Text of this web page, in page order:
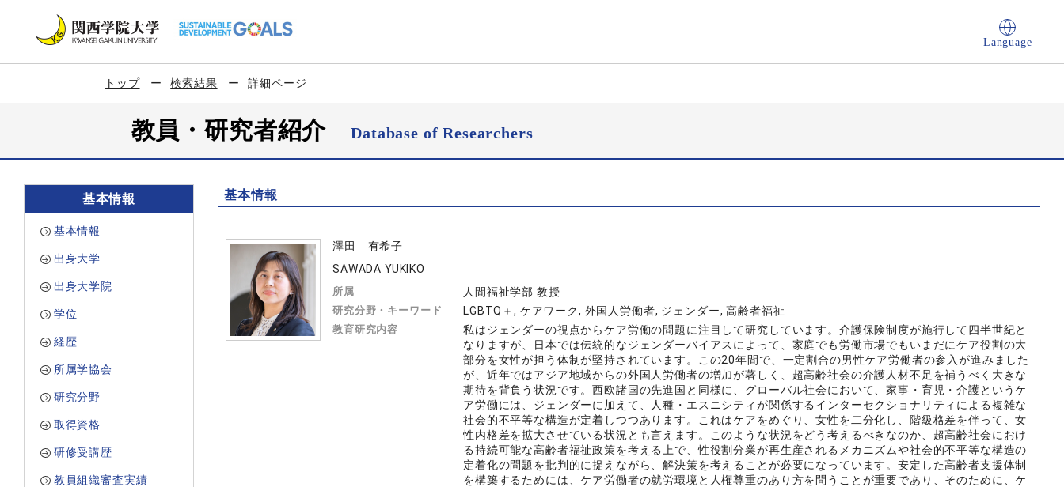
Language
トップ 検索結果 詳細ページ
教員・研究者紹介Database of Researchers
基本情報
基本情報
出身大学
出身大学院
学位
経歴
所属学協会
研究分野
取得資格
研修受講歴
教員組織審査実績
基本情報
澤田 有希子
SAWADA YUKIKO
所属 人間福祉学部 教授
研究分野・キーワード LGBTQ＋, ケアワーク, 外国人労働者, ジェンダー, 高齢者福祉
教育研究内容
私はジェンダーの視点からケア労働の問題に注目して研究しています。介護保険制度が施行して四半世紀と
なりますが、日本では伝統的なジェンダーバイアスによって、家庭でも労働市場でもいまだにケア役割の大
部分を女性が担う体制が堅持されています。この20年間で、一定割合の男性ケア労働者の参入が進みました
が、近年ではアジア地域からの外国人労働者の増加が著しく、超高齢社会の介護人材不足を補うべく大きな
期待を背負う状況です。西欧諸国の先進国と同様に、グローバル社会において、家事・育児・介護というケ
ア労働には、ジェンダーに加えて、人種・エスニシティが関係するインターセクショナリティによる複雑な
社会的不平等な構造が定着しつつあります。これはケアをめぐり、女性を二分化し、階級格差を伴って、女
性内格差を拡大させている状況とも言えます。このような状況をどう考えるべきなのか、超高齢社会におけ
る持続可能な高齢者福祉政策を考える上で、性役割分業が再生産されるメカニズムや社会的不平等な構造の
定着化の問題を批判的に捉えながら、解決策を考えることが必要になっています。安定した高齢者支援体制
を構築するためには、ケア労働者の就労環境と人権尊重のあり方を問うことが重要であり、そのために、ケ